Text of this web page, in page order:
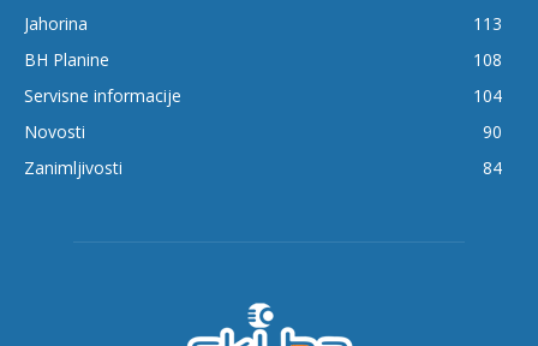
Jahorina
113
BH Planine
108
Servisne informacije
104
Novosti
90
Zanimljivosti
84